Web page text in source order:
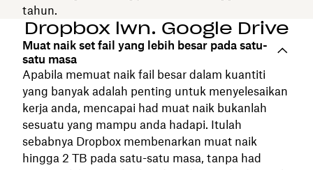
tahun.
Dropbox lwn. Google Drive
Muat naik set fail yang lebih besar pada satu-
satu masa
Apabila memuat naik fail besar dalam kuantiti
yang banyak adalah penting untuk menyelesaikan
kerja anda, mencapai had muat naik bukanlah
sesuatu yang mampu anda hadapi. Itulah
sebabnya Dropbox membenarkan muat naik
hingga 2 TB pada satu-satu masa, tanpa had